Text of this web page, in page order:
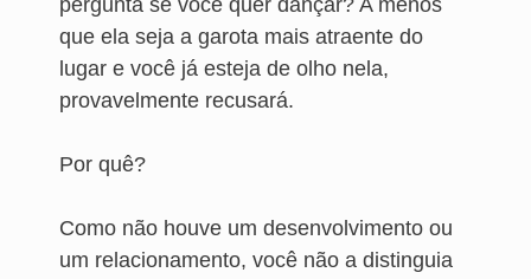
pergunta se você quer dançar? A menos
que ela seja a garota mais atraente do
lugar e você já esteja de olho nela,
provavelmente recusará.
Por quê?
Como não houve um desenvolvimento ou
um relacionamento, você não a distinguia